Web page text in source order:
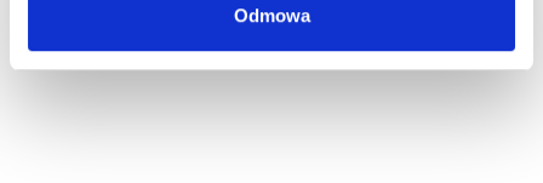
Odmowa
Łatwy zwrot do 14 dni przez